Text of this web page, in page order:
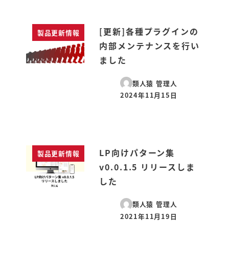
製品更新情報
[更新]各種プラグインの
内部メンテナンスを行い
ました
類人猿 管理人
投稿日
2024年11月15日
製品更新情報
LP向けパターン集
v0.0.1.5 リリースしま
した
類人猿 管理人
投稿日
2021年11月19日